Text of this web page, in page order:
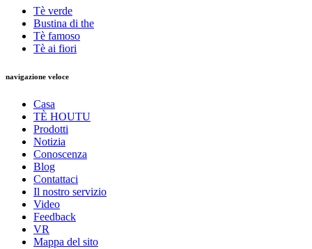
Tè verde
Bustina di the
Tè famoso
Tè ai fiori
navigazione veloce
Casa
TÈ HOUTU
Prodotti
Notizia
Conoscenza
Blog
Contattaci
Il nostro servizio
Video
Feedback
VR
Mappa del sito